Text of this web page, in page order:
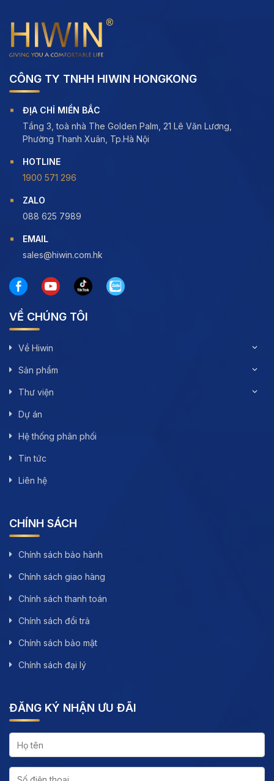
CÔNG TY TNHH HIWIN HONGKONG
ĐỊA CHỈ MIỀN BẮC
Tầng 3, toà nhà The Golden Palm, 21 Lê Văn Lương,
Phường Thanh Xuân, Tp.Hà Nội
HOTLINE
1900 571 296
ZALO
088 625 7989
EMAIL
sales@hiwin.com.hk
VỀ CHÚNG TÔI
Về Hiwin
Sản phẩm
Thư viện
Dự án
Hệ thống phân phối
Tin tức
Liên hệ
CHÍNH SÁCH
Chính sách bảo hành
Chính sách giao hàng
Chính sách thanh toán
Chính sách đổi trả
Chính sách bảo mật
Chính sách đại lý
ĐĂNG KÝ NHẬN ƯU ĐÃI